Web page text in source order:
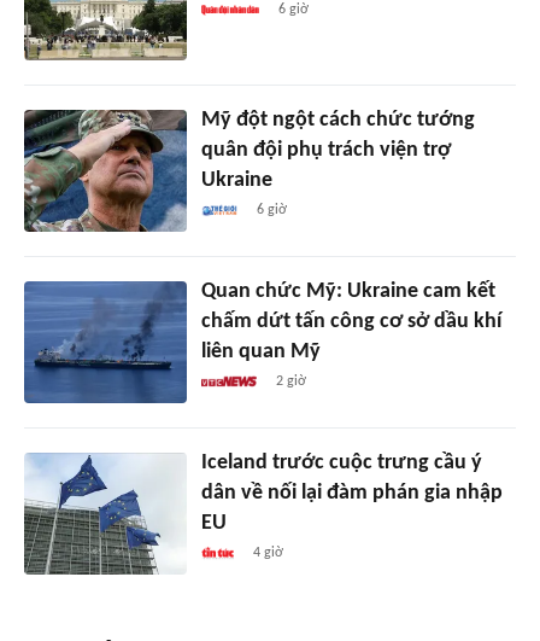
6 giờ
Mỹ đột ngột cách chức tướng
quân đội phụ trách viện trợ
Ukraine
6 giờ
Quan chức Mỹ: Ukraine cam kết
chấm dứt tấn công cơ sở dầu khí
liên quan Mỹ
2 giờ
Iceland trước cuộc trưng cầu ý
dân về nối lại đàm phán gia nhập
EU
4 giờ